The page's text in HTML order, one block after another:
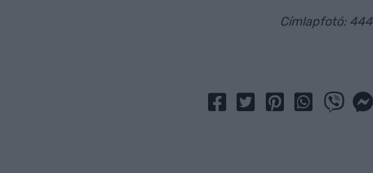
Címlapfotó: 444